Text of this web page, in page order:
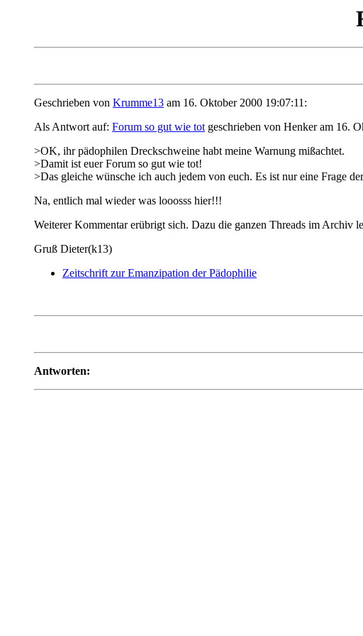
Geschrieben von Krumme13 am 16. Oktober 2000 19:07:11:
Als Antwort auf: Forum so gut wie totgeschrieben von Henker am 16.
>OK, ihr pädophilen Dreckschweine habt meine Warnung mißachtet.
>Damit ist euer Forum so gut wie tot!
>Das gleiche wünsche ich auch jedem von euch. Es ist nur eine Frage
Na, entlich mal wieder was looosss hier!!!
Weiterer Kommentar erübrigt sich. Dazu die ganzen Threads im Archiv
Gruß Dieter(k13)
Zeitschrift zur Emanzipation der Pädophilie
Antworten: